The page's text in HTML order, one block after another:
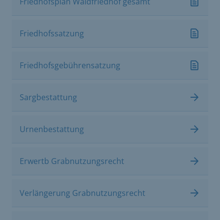
Friedhofssatzung
Friedhofsgebührensatzung
Sargbestattung
Urnenbestattung
Erwertb Grabnutzungsrecht
Verlängerung Grabnutzungsrecht